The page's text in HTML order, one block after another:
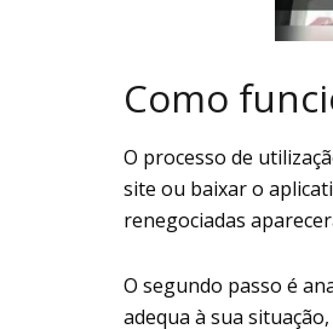
Como
O processo de
site ou baixar o
renegociadas
O segundo passo é
adequa à sua